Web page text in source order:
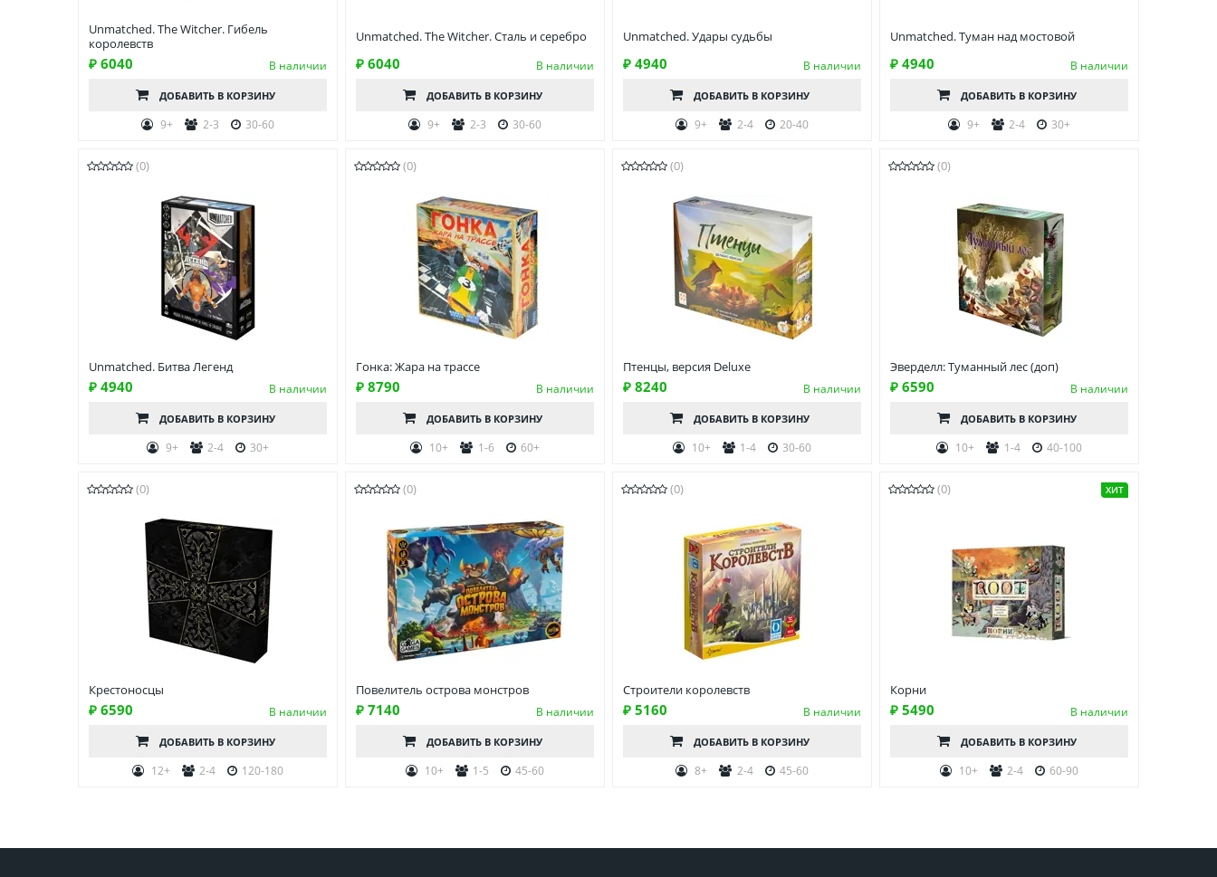
Unmatched. The Witcher. Гибель
королевств
₽ 6040 В наличии
ДОБАВИТЬ В КОРЗИНУ
9+ 2-3 30-60
Unmatched. The Witcher. Сталь и серебро
₽ 6040 В наличии
ДОБАВИТЬ В КОРЗИНУ
9+ 2-3 30-60
Unmatched. Удары судьбы
₽ 4940 В наличии
ДОБАВИТЬ В КОРЗИНУ
9+ 2-4 20-40
Unmatched. Туман над мостовой
₽ 4940 В наличии
ДОБАВИТЬ В КОРЗИНУ
9+ 2-4 30+
(0)
Unmatched. Битва Легенд
₽ 4940 В наличии
ДОБАВИТЬ В КОРЗИНУ
9+ 2-4 30+
(0)
Гонка: Жара на трассе
₽ 8790 В наличии
ДОБАВИТЬ В КОРЗИНУ
10+ 1-6 60+
(0)
Птенцы, версия Deluxe
₽ 8240 В наличии
ДОБАВИТЬ В КОРЗИНУ
10+ 1-4 30-60
(0)
Эверделл: Туманный лес (доп)
₽ 6590 В наличии
ДОБАВИТЬ В КОРЗИНУ
10+ 1-4 40-100
(0)
Крестоносцы
₽ 6590 В наличии
ДОБАВИТЬ В КОРЗИНУ
12+ 2-4 120-180
(0)
Повелитель острова монстров
₽ 7140 В наличии
ДОБАВИТЬ В КОРЗИНУ
10+ 1-5 45-60
(0)
Строители королевств
₽ 5160 В наличии
ДОБАВИТЬ В КОРЗИНУ
8+ 2-4 45-60
(0) ХИТ
Корни
₽ 5490 В наличии
ДОБАВИТЬ В КОРЗИНУ
10+ 2-4 60-90